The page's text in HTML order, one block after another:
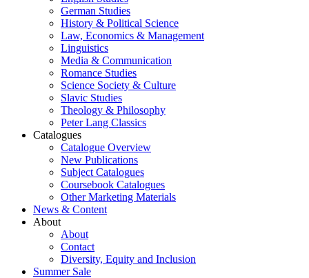
German Studies
History & Political Science
Law, Economics & Management
Linguistics
Media & Communication
Romance Studies
Science Society & Culture
Slavic Studies
Theology & Philosophy
Peter Lang Classics
Catalogues
Catalogue Overview
New Publications
Subject Catalogues
Coursebook Catalogues
Other Marketing Materials
News & Content
About
About
Contact
Diversity, Equity and Inclusion
Summer Sale